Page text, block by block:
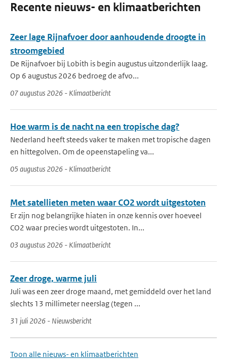
Recente nieuws- en klimaatberichten
Zeer lage Rijnafvoer door aanhoudende droogte in
stroomgebied
De Rijnafvoer bij Lobith is begin augustus uitzonderlijk laag.
Op 6 augustus 2026 bedroeg de afvo...
07 augustus 2026 - Klimaatbericht
Hoe warm is de nacht na een tropische dag?
Nederland heeft steeds vaker te maken met tropische dagen
en hittegolven. Om de opeenstapeling va...
05 augustus 2026 - Klimaatbericht
Met satellieten meten waar CO2 wordt uitgestoten
Er zijn nog belangrijke hiaten in onze kennis over hoeveel
CO2 waar precies wordt uitgestoten. In...
03 augustus 2026 - Klimaatbericht
Zeer droge, warme juli
Juli was een zeer droge maand, met gemiddeld over het land
slechts 13 millimeter neerslag (tegen ...
31 juli 2026 - Nieuwsbericht
Toon alle nieuws- en klimaatberichten